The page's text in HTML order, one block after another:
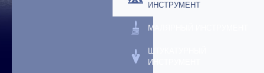
ИНСТРУМЕНТ
МАЛЯРНЫЙ ИНСТРУМЕНТ
ШТУКАТУРНЫЙ
ИНСТРУМЕНТ